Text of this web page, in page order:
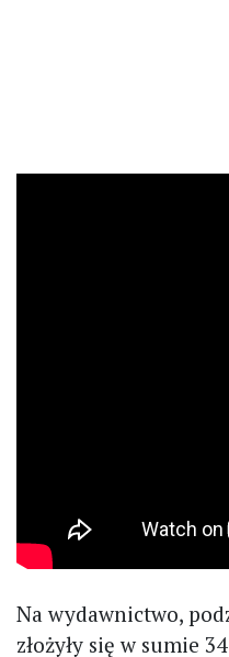
Na wydawnictwo,
złożyły się w sumie